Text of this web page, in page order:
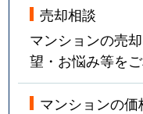
売却相談
マンションの売
望・お悩み等を
マンションの価